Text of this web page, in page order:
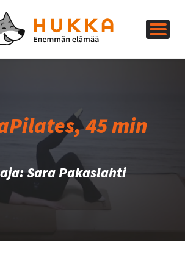
45 min
Sara Pakaslahti